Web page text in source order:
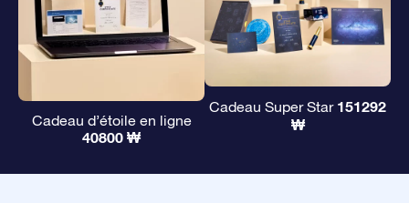
Cadeau d’étoile en ligne
40800 ₩
Cadeau Super Star 151292
₩